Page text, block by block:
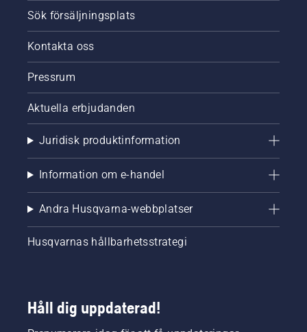
Sök försäljningsplats
Kontakta oss
Pressrum
Aktuella erbjudanden
Juridisk produktinformation
Information om e-handel
Andra Husqvarna-webbplatser
Husqvarnas hållbarhetsstrategi
Håll dig uppdaterad!